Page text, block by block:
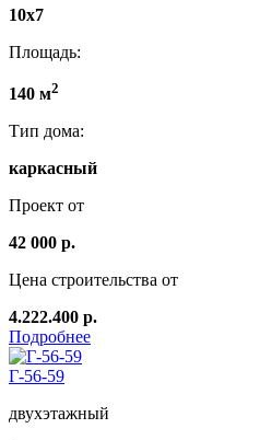
10х7
Площадь:
140 м2
Тип дома:
каркасный
Проект от
42 000 р.
Цена строительства от
4.222.400 р.
Подробнее
Г-56-59
двухэтажный